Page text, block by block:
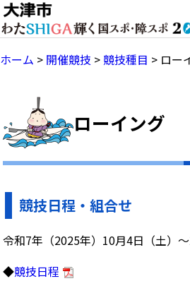
ホーム > 開催競技 > 競技種目 > ロー
ローイング
競技日程・組合せ
令和7年（2025年）10月4日（土）〜
◆競技日程